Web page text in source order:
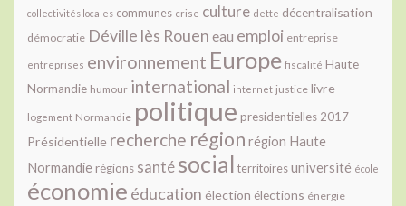
collectivités locales communes crise culture dette décentralisation
démocratie Déville lès Rouen eau emploi entreprise
entreprises environnement Europe fiscalité Haute
Normandie humour international internet justice livre
logement Normandie politique presidentielles 2017
Présidentielle recherche région région Haute
Normandie régions santésocial territoiresuniversité école
économie éducation élection élections énergie